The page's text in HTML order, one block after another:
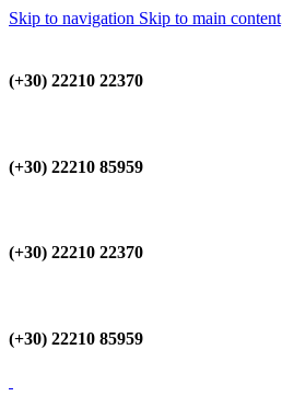
Skip to navigation Skip to main content
(+30) 22210 22370
(+30) 22210 85959
(+30) 22210 22370
(+30) 22210 85959